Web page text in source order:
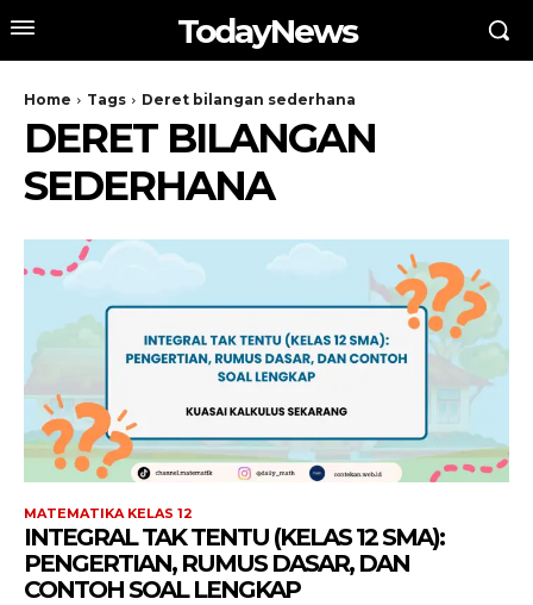
TodayNews
Home Tags Deret bilangan sederhana
DERET BILANGAN
SEDERHANA
MATEMATIKA KELAS 12
INTEGRAL TAK TENTU (KELAS 12 SMA):
PENGERTIAN, RUMUS DASAR, DAN
CONTOH SOAL LENGKAP